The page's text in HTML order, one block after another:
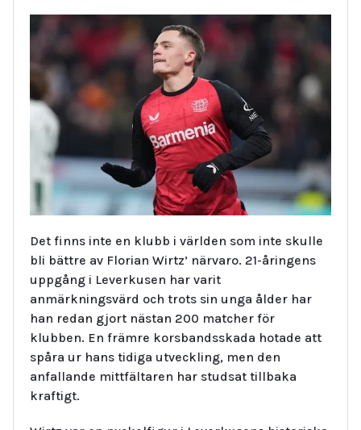
Det finns inte en klubb i världen som inte skulle
bli bättre av Florian Wirtz’ närvaro. 21-åringens
uppgång i Leverkusen har varit
anmärkningsvärd och trots sin unga ålder har
han redan gjort nästan 200 matcher för
klubben. En främre korsbandsskada hotade att
spåra ur hans tidiga utveckling, men den
anfallande mittfältaren har studsat tillbaka
kraftigt.